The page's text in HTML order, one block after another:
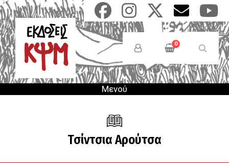
Παράκαμψη
προς
το
κυρίως
περιεχόμενο
Anonymous
Users
Menu
0
Μενού
Τσίντσια Αρούτσα